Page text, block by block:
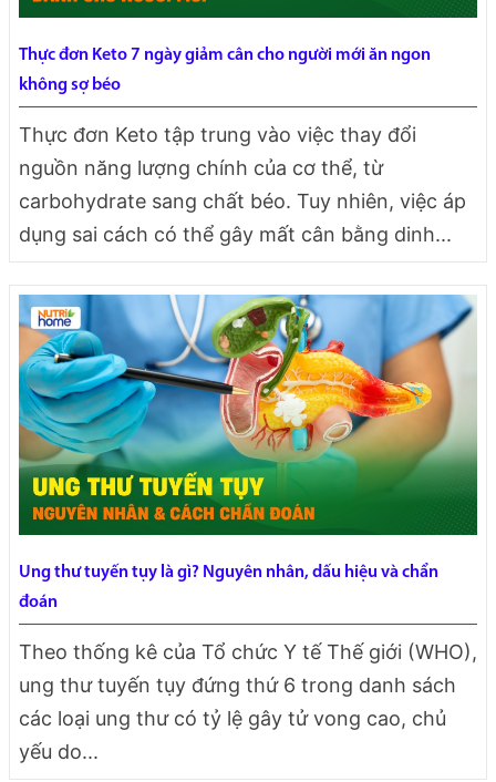
Thực đơn Keto 7 ngày giảm cân cho người mới ăn ngon
không sợ béo
Thực đơn Keto tập trung vào việc thay đổi
nguồn năng lượng chính của cơ thể, từ
carbohydrate sang chất béo. Tuy nhiên, việc áp
dụng sai cách có thể gây mất cân bằng dinh...
Ung thư tuyến tụy là gì? Nguyên nhân, dấu hiệu và chẩn
đoán
Theo thống kê của Tổ chức Y tế Thế giới (WHO),
ung thư tuyến tụy đứng thứ 6 trong danh sách
các loại ung thư có tỷ lệ gây tử vong cao, chủ
yếu do...